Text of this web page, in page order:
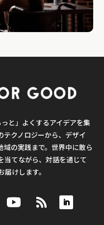
と」よくするアイデアを集
テクノロジーから、デザイ
域の実践まで。世界中に散ら
当てながら、対話を通じて
届けします。